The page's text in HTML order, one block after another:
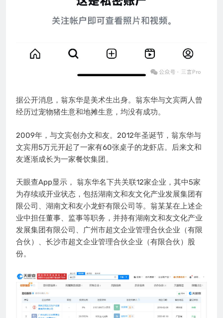
据公开消息，翁东华是美术生出身。翁东华与文宾两人曾
经历过宠物猪生意和地摊生意，均没有成功。
2009年，与文宾创办文和友。2012年圣诞节，翁东华与
文宾用5万元开起了一家有60张桌子的龙虾店。后来文和
友逐渐成长为一家餐饮集团。
天眼查App显示， 翁东华名下共关联12家企业，其中5家
为存续或开业状态，包括湖南文和友文化产业发展集团有
限公司、湖南文和友小龙虾有限公司等。翁某某在上述企
业中担任董事、监事等职务，并持有湖南文和友文化产业
发展集团有限公司、广州市超文企业管理合伙企业（有限
合伙）、长沙市超文企业管理合伙企业（有限合伙）股
份。